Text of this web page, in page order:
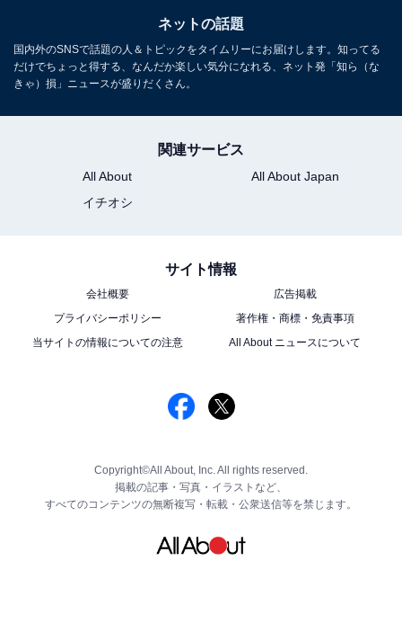
ネットの話題
国内外のSNSで話題の人＆トピックをタイムリーにお届けします。知ってる
だけでちょっと得する、なんだか楽しい気分になれる、ネット発「知ら（な
きゃ）損」ニュースが盛りだくさん。
関連サービス
All About
All About Japan
イチオシ
サイト情報
会社概要
広告掲載
プライバシーポリシー
著作権・商標・免責事項
当サイトの情報についての注意
All About ニュースについて
Copyright©All About, Inc. All rights reserved.
掲載の記事・写真・イラストなど、
すべてのコンテンツの無断複写・転載・公衆送信等を禁じます。